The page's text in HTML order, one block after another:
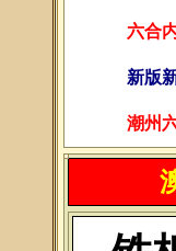
六合
新版
潮州